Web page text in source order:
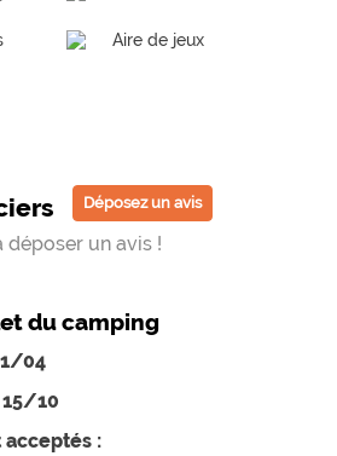
Aire de jeux
Déposez un avis
déposer un avis !
du camping
04
15/10
acceptés :